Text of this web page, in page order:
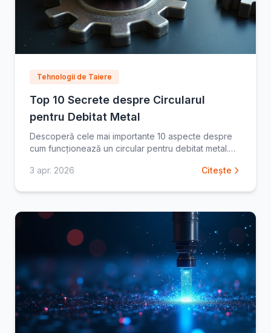
Tehnologii de Taiere
Top 10 Secrete despre Circularul
pentru Debitat Metal
Descoperă cele mai importante 10 aspecte despre
cum funcționează un circular pentru debitat metal.
3 apr. 2026
Citește